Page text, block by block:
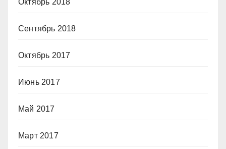
Сентябрь 2018
Октябрь 2017
Июнь 2017
Май 2017
Март 2017